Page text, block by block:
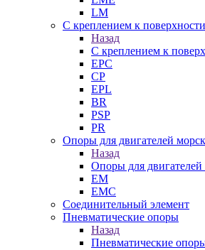
LM
С креплением к поверхности
Назад
С креплением к
EPC
CP
EPL
BR
PSP
PR
Опоры для двигателей
Назад
Опоры для двигателей
EM
EMC
Cоединительный элемент
Пневматические опоры
Назад
Пневматические